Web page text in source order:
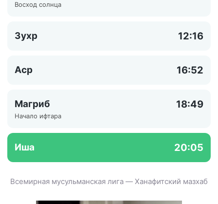
Восход солнца
Зухр 12:16
Аср 16:52
Магриб 18:49
Начало ифтара
Иша 20:05
Всемирная мусульманская лига — Ханафитский мазхаб